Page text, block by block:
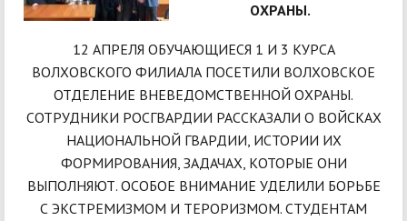
ОХРАНЫ.
12 АПРЕЛЯ ОБУЧАЮЩИЕСЯ 1 И 3 КУРСА
ВОЛХОВСКОГО ФИЛИАЛА ПОСЕТИЛИ ВОЛХОВСКОЕ
ОТДЕЛЕНИЕ ВНЕВЕДОМСТВЕННОЙ ОХРАНЫ.
СОТРУДНИКИ РОСГВАРДИИ РАССКАЗАЛИ О ВОЙСКАХ
НАЦИОНАЛЬНОЙ ГВАРДИИ, ИСТОРИИ ИХ
ФОРМИРОВАНИЯ, ЗАДАЧАХ, КОТОРЫЕ ОНИ
ВЫПОЛНЯЮТ. ОСОБОЕ ВНИМАНИЕ УДЕЛИЛИ БОРЬБЕ
С ЭКСТРЕМИЗМОМ И ТЕРОРИЗМОМ. СТУДЕНТАМ